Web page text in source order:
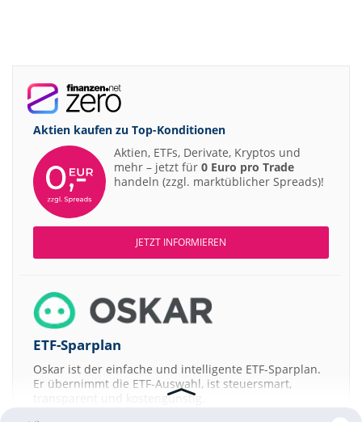
Aktien kaufen zu Top-Konditionen
Aktien, ETFs, Derivate, Kryptos und
mehr – jetzt für 0 Euro pro Trade
handeln (zzgl. marktüblicher Spreads)!
JETZT INFORMIEREN
ETF-Sparplan
Oskar ist der einfache und intelligente ETF-Sparplan.
Er übernimmt die ETF-Auswahl, ist steuersmart,
transparent und kostengünstig.